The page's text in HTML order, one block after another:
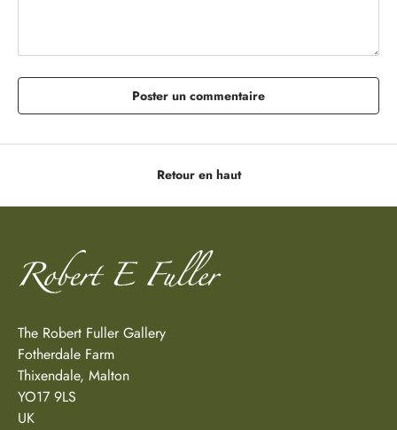
Poster un commentaire
Retour en haut
The Robert Fuller Gallery
Fotherdale Farm
Thixendale, Malton
YO17 9LS
UK